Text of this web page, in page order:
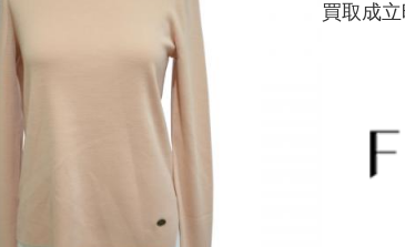
買取成立